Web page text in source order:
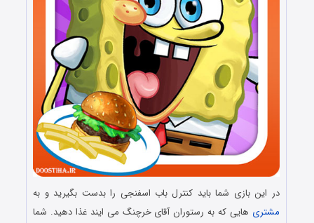
در این بازی شما باید کنترل باب اسفنجی را بدست بگیرید و به
مشتری هایی که به رستوران آقای خرچنگ می ایند غذا دهید. شما